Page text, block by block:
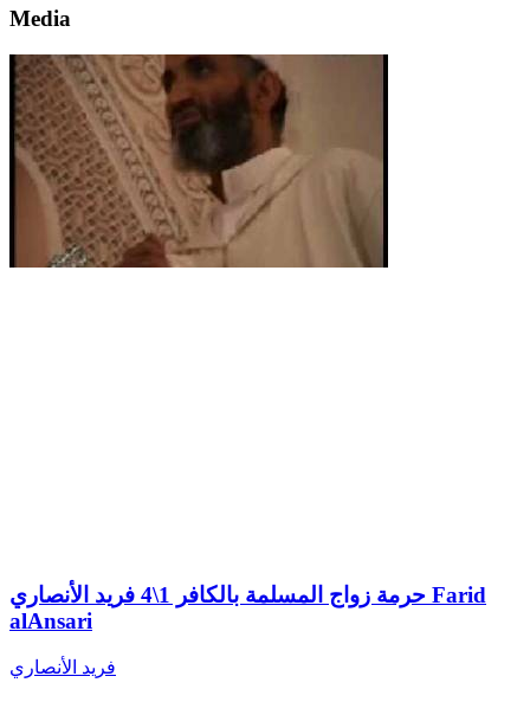
Media
حرمة زواج المسلمة بالكافر 1\4 فريد الأنصاري Farid
alAnsari
فريد الأنصاري